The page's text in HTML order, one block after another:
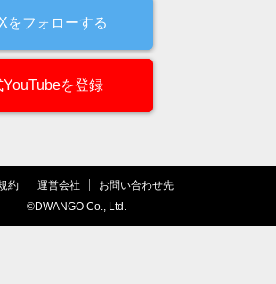
をフォローする
YouTubeを登録
約 運営会社
お問い合わせ先
©DWANGO Co., Ltd.